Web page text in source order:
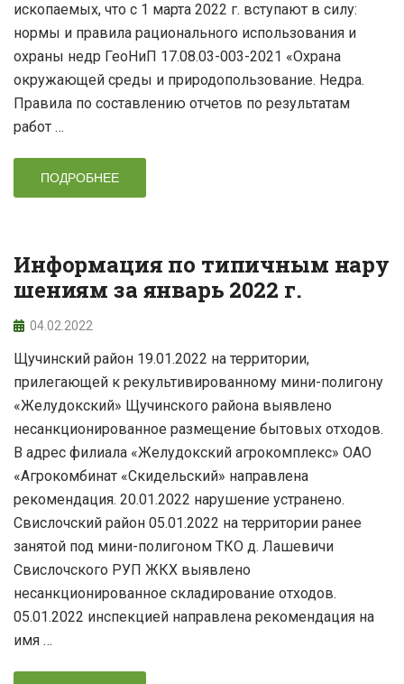
ископаемых, что с 1 марта 2022 г. вступают в силу:
нормы и правила рационального использования и
охраны недр ГеоНиП 17.08.03-003-2021 «Охрана
окружающей среды и природопользование. Недра.
Правила по составлению отчетов по результатам
работ …
ПОДРОБНЕЕ
Информация по типичным нару
шениям за январь 2022 г.
04.02.2022
Щучинский район 19.01.2022 на территории,
прилегающей к рекультивированному мини-полигону
«Желудокский» Щучинского района выявлено
несанкционированное размещение бытовых отходов.
В адрес филиала «Желудокский агрокомплекс» ОАО
«Агрокомбинат «Скидельский» направлена
рекомендация. 20.01.2022 нарушение устранено.
Свислочский район 05.01.2022 на территории ранее
занятой под мини-полигоном ТКО д. Лашевичи
Свислочского РУП ЖКХ выявлено
несанкционированное складирование отходов.
05.01.2022 инспекцией направлена рекомендация на
имя …